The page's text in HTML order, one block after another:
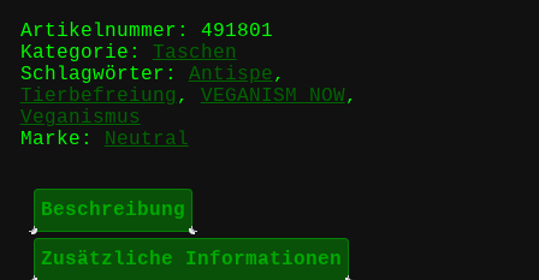
FAIR
Tragetasche
Menge
Artikelnummer: 491801
Kategorie: Taschen
Schlagwörter: Antispe,
Tierbefreiung , VEGANISM NOW,
Veganismus
Marke: Neutral
Beschreibung
Zusätzliche Informationen